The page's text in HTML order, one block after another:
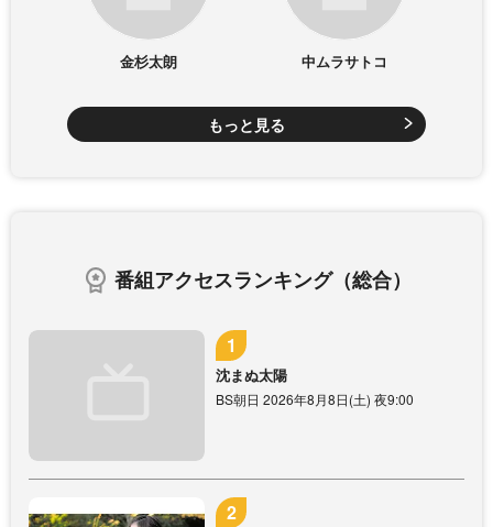
金杉太朗 中ムラサトコ
もっと見る
番組アクセスランキング（総合）
沈まぬ太陽
BS朝日 2026年8月8日(土) 夜9:00